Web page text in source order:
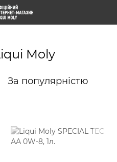
Moly
За популярністю